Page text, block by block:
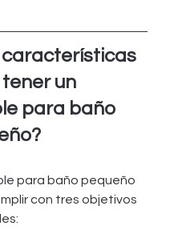
características
un
para baño
para baño pequeño
con tres objetivos